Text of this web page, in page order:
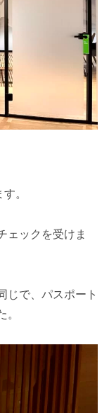
。
ェックを受けま
じで、パスポート
。